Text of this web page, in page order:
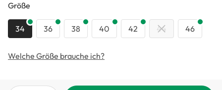
Größe
34 36 38 40 42 44 46
Welche Größe brauche ich?